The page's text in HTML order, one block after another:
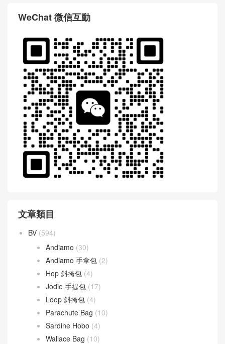
WeChat 微信互動
文章類目
BV (594)
Andiamo (30)
Andiamo 手拿包 (2)
Hop 斜挎包 (4)
Jodie 手提包 (17)
Loop 斜挎包 (4)
Parachute Bag (10)
Sardine Hobo (4)
Wallace Bag (10)